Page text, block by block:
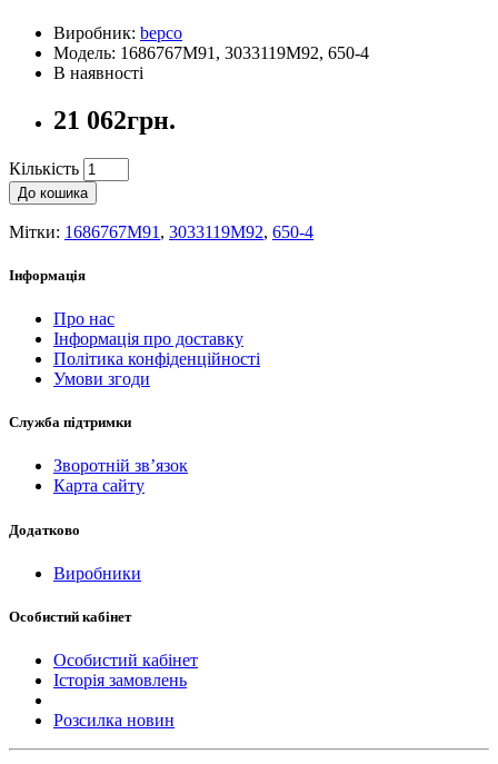
Виробник: bepco
Модель: 1686767M91, 3033119M92, 650-4
В наявності
21 062грн.
Кількість
До кошика
Мітки: 1686767M91 , 3033119M92, 650-4
Інформація
Про нас
Інформація про доставку
Політика конфіденційності
Умови згоди
Служба підтримки
Зворотній зв’язок
Карта сайту
Додатково
Виробники
Особистий кабінет
Особистий кабінет
Історія замовлень
Розсилка новин